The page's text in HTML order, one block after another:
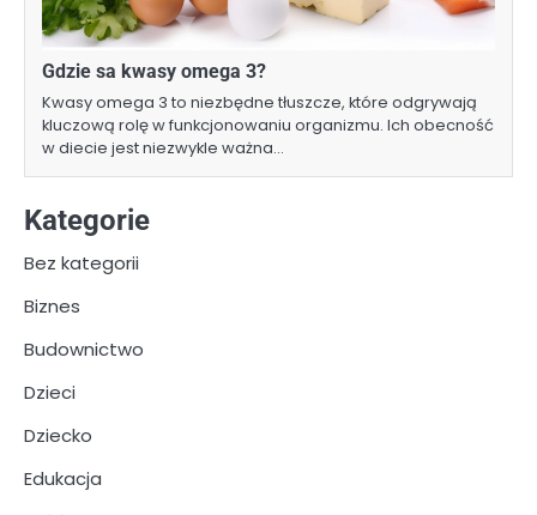
Gdzie sa kwasy omega 3?
Kwasy omega 3 to niezbędne tłuszcze, które odgrywają
kluczową rolę w funkcjonowaniu organizmu. Ich obecność
w diecie jest niezwykle ważna…
Kategorie
Bez kategorii
Biznes
Budownictwo
Dzieci
Dziecko
Edukacja